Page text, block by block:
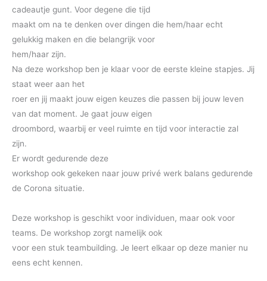
cadeautje gunt. Voor degene die tijd
maakt om na te denken over dingen die hem/haar echt
gelukkig maken en die belangrijk voor
hem/haar zijn.
Na deze workshop ben je klaar voor de eerste kleine stapjes. Jij
staat weer aan het
roer en jij maakt jouw eigen keuzes die passen bij jouw leven
van dat moment. Je gaat jouw eigen
droombord, waarbij er veel ruimte en tijd voor interactie zal
zijn.
Er wordt gedurende deze
workshop ook gekeken naar jouw privé werk balans gedurende
de Corona situatie.
Deze workshop is geschikt voor individuen, maar ook voor
teams. De workshop zorgt namelijk ook
voor een stuk teambuilding. Je leert elkaar op deze manier nu
eens echt kennen.